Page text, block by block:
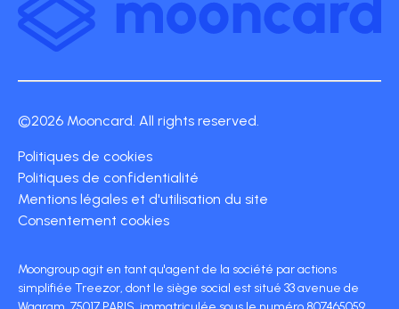
©2026 Mooncard. All rights reserved.
Politiques de cookies
Politiques de confidentialité
Mentions légales et d'utilisation du site
Consentement cookies
Moongroup agit en tant qu'agent de la société par actions
simplifiée Treezor, dont le siège social est situé 33 avenue de